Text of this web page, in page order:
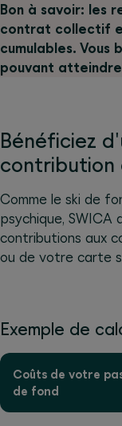
Bon à savoir: les
contrat collectif
cumulables. Vous
pouvant atteindre
Bénéficiez
contribution
Comme le ski de
psychique, SWICA
contributions aux
ou de votre carte
Exemple de
Coûts de votre
de fond